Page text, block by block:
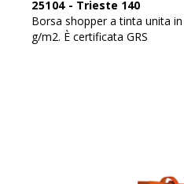
25104 - Trieste 140
Borsa shopper a tinta unita
g/m2. È certificata GRS